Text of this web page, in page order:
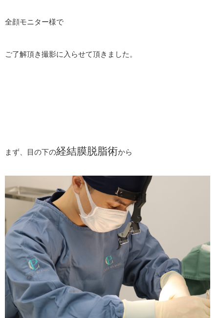
全顔モニター様で
ご了解頂き撮影に入らせて頂きました。
まず、目の下の経結膜脱脂術から